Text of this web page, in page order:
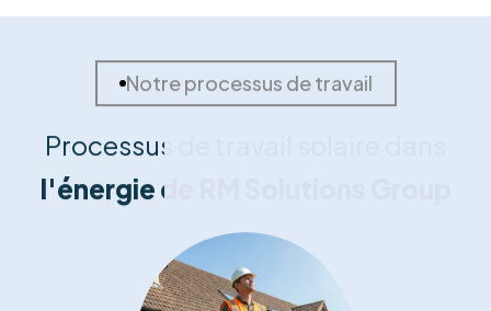
Nous avons choisi RM Solutions
Group pour un projet complet!
“Isolation des combles, panneaux solaires et
PAC. Ils ont coordonné tous les corps de métier,
ce qui a été un vrai soulagement. Le chef de
projet était très disponible. Un gros
investissement, mais nous sommes confiants